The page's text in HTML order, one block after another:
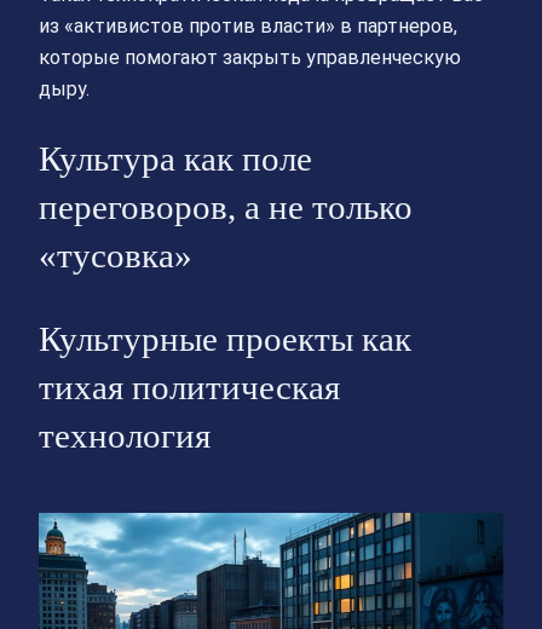
из «активистов против власти» в партнеров,
которые помогают закрыть управленческую
дыру.
Культура как поле
переговоров, а не только
«тусовка»
Культурные проекты как
тихая политическая
технология